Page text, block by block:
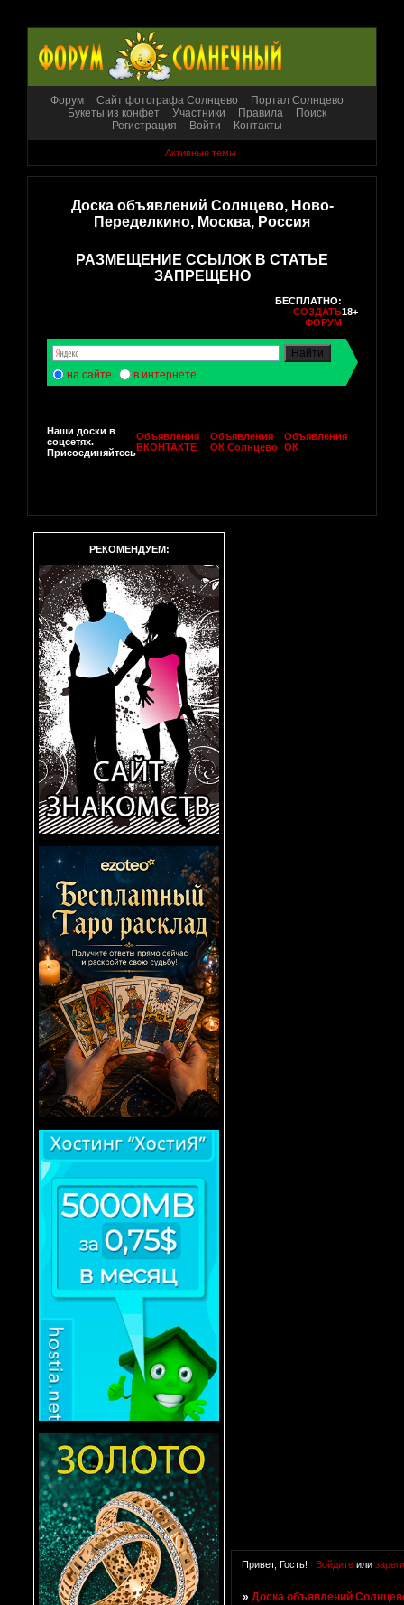
Форум Сайт фотографа Солнцево
Портал Солнцево
Букеты из конфет
Участники Правила
Поиск
Регистрация
Войти Контакты
Активные темы
Доска объявлений Солнцево, Ново-
Переделкино, Москва, Россия
РАЗМЕЩЕНИЕ ССЫЛОК В СТАТЬЕ
ЗАПРЕЩЕНО
БЕСПЛАТНО:
СОЗДАТЬ
ФОРУМ
18+
на сайте в интернете
Наши доски в
соцсетях.
Присоединяйтесь
Объявления
ВКОНТАКТЕ
Объявления
ОК Солнцево
Объявления
ОК
РЕКОМЕНДУЕМ:
Привет, Гость! Войдитеили
»Доска объявлений